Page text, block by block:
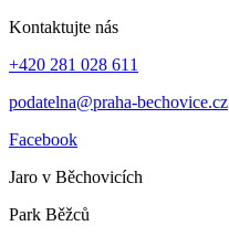
Kontaktujte nás
+420 281 028 611
podatelna@praha-bechovice.cz
Facebook
Jaro v Běchovicích
Park Běžců